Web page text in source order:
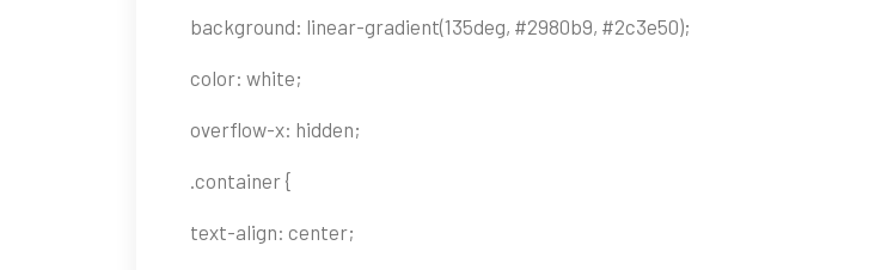
background: linear-gradient(135deg, #2980b9, #2c3e50);
color: white;
overflow-x: hidden;
.container {
text-align: center;